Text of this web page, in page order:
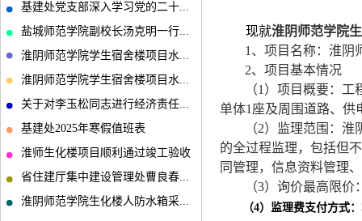
基建处党支部深入学习党的二十...
盐城师范学院副校长汤克明一行...
淮阴师范学院学生宿舍楼项目水...
淮阴师范学院学生宿舍楼项目水...
关于对李玉松同志进行经济责任...
基建处2025年寒假值班表
淮师生化楼项目顺利通过竣工验收
省住建厅集中建设管理处曹良春...
淮阴师范学院生化楼人防水箱采...
现就淮阴师范学院
1 、项目名称：淮阴
2、项目基本情况
（1 ）项目概要：工
单体1 座及周围道路、供
（2）监理范围：淮
的全过程监理，包括但
同管理，信息资料管理
（3）询价最高限价
（4）监理费支付方式